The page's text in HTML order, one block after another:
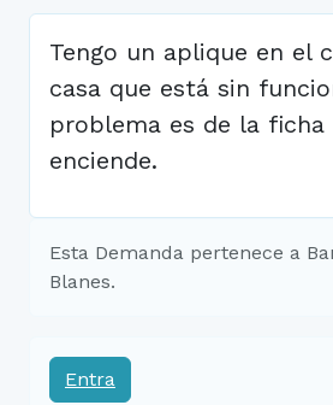
Tengo un aplique en el
casa que está sin
problema es de la ficha
enciende.
Esta Demanda pertenece a
Blanes.
Entra